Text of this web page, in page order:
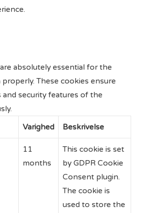
absolutely essential for the
These cookies ensure
and security features of the
Varighed Beskrivelse
11
months
This cookie is set
by GDPR Cookie
Consent plugin.
The cookie is
used to store the